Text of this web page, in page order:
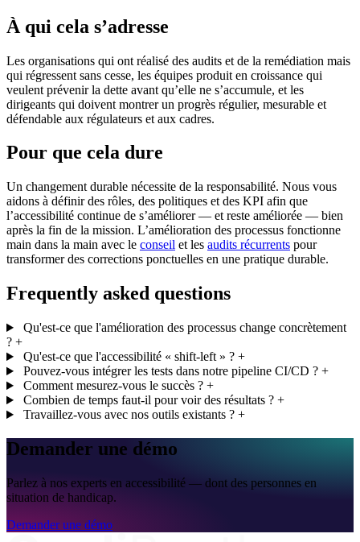
À qui cela s’adresse
Les organisations qui ont réalisé des audits et de la remédiation mais
qui régressent sans cesse, les équipes produit en croissance qui
veulent prévenir la dette avant qu’elle ne s’accumule, et les
dirigeants qui doivent montrer un progrès régulier, mesurable et
défendable aux régulateurs et aux cadres.
Pour que cela dure
Un changement durable nécessite de la responsabilité. Nous vous
aidons à définir des rôles, des politiques et des KPI afin que
l’accessibilité continue de s’améliorer — et reste améliorée — bien
après la fin de la mission. L’amélioration des processus fonctionne
main dans la main avec le conseil et les audits récurrents pour
transformer des corrections ponctuelles en une pratique durable.
Frequently asked questions
Qu'est-ce que l'amélioration des processus change concrètement
? +
Qu'est-ce que l'accessibilité « shift-left » ? +
Pouvez-vous intégrer les tests dans notre pipeline CI/CD ? +
Comment mesurez-vous le succès ? +
Combien de temps faut-il pour voir des résultats ? +
Travaillez-vous avec nos outils existants ? +
Demander une démo
Parlez à nos experts en accessibilité — dont des personnes en
situation de handicap.
Demander une démo